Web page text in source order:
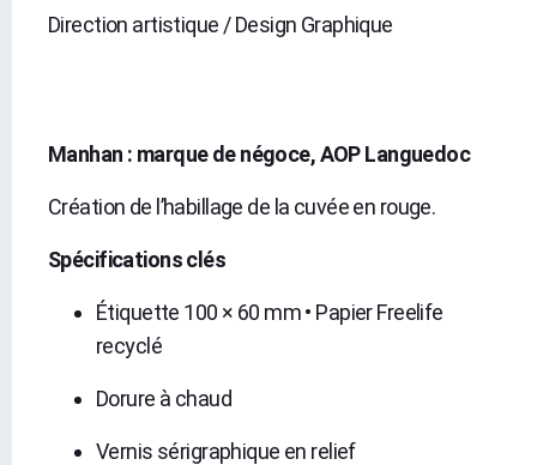
Direction artistique / Design Graphique
Manhan : marque de négoce, AOP Languedoc
Création de l’habillage de la cuvée en rouge.
Spécifications clés
Étiquette 100 × 60 mm • Papier Freelife
recyclé
Dorure à chaud
Vernis sérigraphique en relief